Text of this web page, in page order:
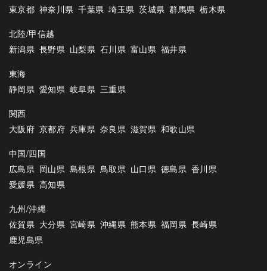
東京都 神奈川県 千葉県 埼玉県 茨城県 群馬県 栃木県
北陸/甲信越
新潟県 長野県 山梨県 石川県 富山県 福井県
東海
静岡県 愛知県 岐阜県 三重県
関西
大阪府 京都府 兵庫県 奈良県 滋賀県 和歌山県
中国/四国
広島県 岡山県 島根県 鳥取県 山口県 徳島県 香川県
愛媛県 高知県
九州/沖縄
佐賀県 大分県 宮崎県 沖縄県 熊本県 福岡県 長崎県
鹿児島県
オンライン